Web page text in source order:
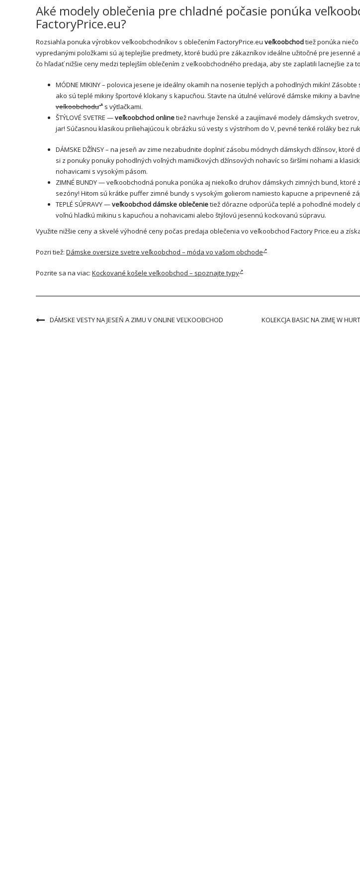
Aké modely oblečenia pre chladné počasie ponúka
FactoryPrice.eu?
Rozsiahla ponuka výrobkov veľkoobchodníkov s oblečením FactoryPrice.eu veľkoobchodtiež ponúka
vypredanými položkami sú aj teplejšie predmety, ktoré budú pre zákazníkov ideálne užitočné pre jesenné
čo hľadať nižšie ceny medzi teplejším oblečením z veľkoobchodného predaja, aby ste zaplatili lacnejšie za
MÓDNE MIKINY– polovica jesene je ideálny okamih na nosenie teplých a pohodlných mikín! Zásobte
ako sú teplé mikiny športové klokany s kapucňou. Stavte na útulné velúrové dámske mikiny a
veľkoobchodu
s výtlačkami.
ŠTÝLOVÉ SVETRE —veľkoobchod onlinetiež navrhuje ženské a zaujímavé modely dámskych
jar! Súčasnou klasikou priliehajúcou k obrázku sú vesty s výstrihom do V, pevné tenké roláky bez
DÁMSKE DŽÍNSY – na jeseň av zime nezabudnite doplniť zásobu módnych dámskych džínsov,
si z ponuky ponuky pohodlných voľných mamičkových džínsových nohavíc so širšími nohami a
nohavicami s vysokým pásom.
ZIMNÉ BUNDY — veľkoobchodná ponuka ponúka aj niekoľko druhov dámskych zimných bund,
sezóny! Hitom sú krátke puffer zimné bundy s vysokým golierom namiesto kapucne a pripevnené
TEPLÉ SÚPRAVY —veľkoobchod dámske oblečenietiež dôrazne odporúča teplé a pohodlné modely
voľnú hladkú mikinu s kapucňou a nohavicami alebo štýlovú jesennú kockovanú súpravu.
Využite nižšie ceny a skvelé výhodné ceny počas predaja oblečenia vo veľkoobchod Factory Price.eu a
Pozri tiež: Dámske oversize svetre veľkoobchod – móda vo vašom obchode
Pozrite sa na viac: Kockované košele veľkoobchod – spoznajte typy
DÁMSKE VESTY NA JESEŇ A ZIMU V ONLINE VEĽKOOBCHOD KOLEKCJA BASIC NA ZIMĘ W